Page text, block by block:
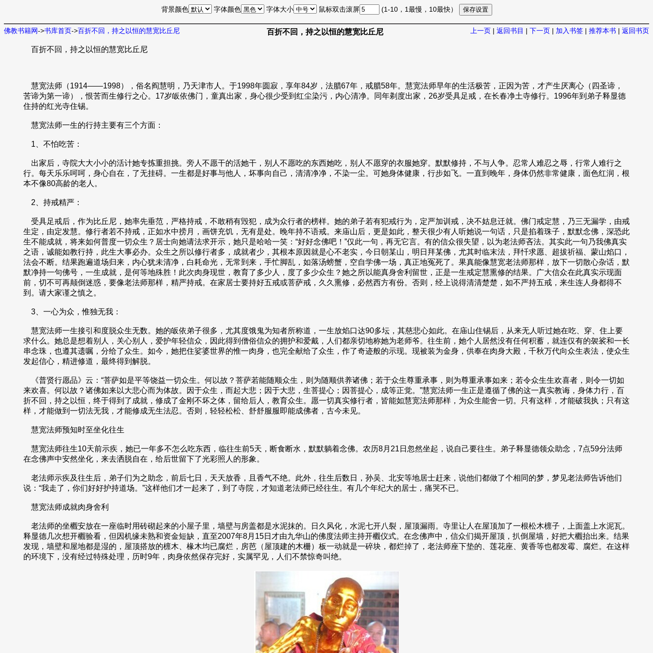
背景颜色 字体颜色 字体大小 鼠标双击滚屏 (1-10，1最慢，10最快）
佛教书籍网->书库首页->百折不回，持之以恒的慧宽比丘尼 上一页 | 返回书目 | 下一页 | 加入书签 | 推荐本书 | 返回书页
百折不回，持之以恒的慧宽比丘尼
百折不回，持之以恒的慧宽比丘尼
慧宽法师（1914——1998），俗名阎慧明，乃天津市人。于1998年圆寂，享年84岁，法腊67年，戒腊58年。慧宽法师早年的生活极苦，正因为苦，才产生厌离心（四圣谛，
苦谛为第一谛），恨苦而生修行之心。17岁皈依佛门，童真出家，身心很少受到红尘染污，内心清净。同年剃度出家，26岁受具足戒，在长春净土寺修行。1996年到弟子释显德
住持的红光寺住锡。
慧宽法师一生的行持主要有三个方面：
1、不怕吃苦：
出家后，寺院大大小小的活计她专拣重担挑。旁人不愿干的活她干，别人不愿吃的东西她吃，别人不愿穿的衣服她穿。默默修持，不与人争。忍常人难忍之辱，行常人难行之
行。每天乐乐呵呵，身心自在，了无挂碍。一生都是好事与他人，坏事向自己，清清净净，不染一尘。可她身体健康，行步如飞。一直到晚年，身体仍然非常健康，面色红润，根
本不像80高龄的老人。
2、持戒精严：
受具足戒后，作为比丘尼，她率先垂范，严格持戒，不敢稍有毁犯，成为众行者的榜样。她的弟子若有犯戒行为，定严加训戒，决不姑息迁就。佛门戒定慧，乃三无漏学，由戒
生定，由定发慧。修行者若不持戒，正如水中捞月，画饼充饥，无有是处。晚年持不语戒。来庙山后，更是如此，整天很少有人听她说一句话，只是掐着珠子，默默念佛，深恐此
生不能成就，将来如何普度一切众生？居士向她请法求开示，她只是哈哈一笑：“好好念佛吧！”仅此一句，再无它言。有的信众很失望，以为老法师吝法。其实此一句乃我佛真实
之语，诚能如教行持，此生大事必办。众生之所以修行者多，成就者少，其根本原因就是心不老实，今日朝某山，明日拜某佛，尤其时临末法，拜忏求愿、超拔祈福、蒙山焰口，
法会不断。结果跑遍道场归来，内心犹未清净，白耗命光，无常到来，手忙脚乱，如落汤螃蟹，空自学佛一场，真正地冤死了。果真能像慧宽老法师那样，放下一切散心杂话，默
默净持一句佛号，一生成就，是何等地殊胜！此次肉身现世，教育了多少人，度了多少众生？她之所以能真身舍利留世，正是一生戒定慧熏修的结果。广大信众在此真实示现面
前，切不可再颠倒迷惑，要像老法师那样，精严持戒。在家居士要持好五戒或菩萨戒，久久熏修，必然西方有份。否则，经上说得清清楚楚，如不严持五戒，来生连人身都得不
到。请大家谨之慎之。
3、一心为众，惟独无我：
慧宽法师一生接引和度脱众生无数。她的皈依弟子很多，尤其度饿鬼为知者所称道，一生放焰口达90多坛，其慈悲心如此。在庙山住锡后，从来无人听过她在吃、穿、住上要
求什么。她总是想着别人，关心别人，爱护年轻信众，因此得到僧俗信众的拥护和爱戴，人们都亲切地称她为老师爷。往生前，她个人居然没有任何积蓄，就连仅有的袈裟和一长
串念珠，也遵其遗嘱，分给了众生。如今，她把住娑婆世界的惟一肉身，也完全献给了众生，作了奇迹般的示现。现被装为金身，供奉在肉身大殿，千秋万代向众生表法，使众生
发起信心，精进修道，最终得到解脱。
《普贤行愿品》云：“菩萨如是平等饶益一切众生。何以故？菩萨若能随顺众生，则为随顺供养诸佛；若于众生尊重承事，则为尊重承事如来；若令众生生欢喜者，则令一切如
来欢喜。何以故？诸佛如来以大悲心而为体故。因于众生，而起大悲；因于大悲，生菩提心；因菩提心，成等正觉。”慧宽法师一生正是遵循了佛的这一真实教诲，身体力行，百
折不回，持之以恒，终于得到了成就，修成了金刚不坏之体，留给后人，教育众生。愿一切真实修行者，皆能如慧宽法师那样，为众生能舍一切。只有这样，才能破我执；只有这
样，才能做到一切法无我，才能修成无生法忍。否则，轻轻松松、舒舒服服即能成佛者，古今未见。
慧宽法师预知时至坐化往生
慧宽法师往生10天前示疾，她已一年多不怎么吃东西，临往生前5天，断食断水，默默躺着念佛。农历8月21日忽然坐起，说自己要往生。弟子释显德领众助念，7点59分法师
在念佛声中安然坐化，来去洒脱自在，给后世留下了光彩照人的形象。
老法师示疾及往生后，弟子们为之助念，前后七日，天天放香，且香气不绝。此外，往生后数日，孙吴、北安等地居士赶来，说他们都做了个相同的梦，梦见老法师告诉他们
说：“我走了，你们好好护持道场。”这样他们才一起来了，到了寺院，才知道老法师已经往生。有几个年纪大的居士，痛哭不已。
慧宽法师成就肉身舍利
老法师的坐欟安放在一座临时用砖砌起来的小屋子里，墙壁与房盖都是水泥抹的。日久风化，水泥七开八裂，屋顶漏雨。寺里让人在屋顶加了一根松木檩子，上面盖上水泥瓦。
释显德几次想开欟验看，但因机缘未熟和资金短缺，直至2007年8月15日才由九华山的佛度法师主持开欟仪式。在念佛声中，信众们揭开屋顶，扒倒屋墙，好把大欟抬出来。结果
发现，墙壁和屋地都是湿的，屋顶搭放的檩木、椽木均已腐烂，房芭（屋顶建的木栅）板一动就是一碎块，都烂掉了，老法师座下垫的、莲花座、黄香等也都发霉、腐烂。在这样
的环境下，没有经过特殊处理，历时9年，肉身依然保存完好，实属罕见，人们不禁惊奇叫绝。